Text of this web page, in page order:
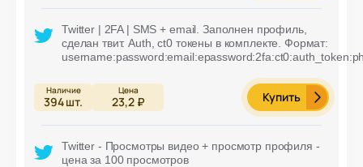
Twitter | 2FA | SMS + email. Заполнен профиль,
сделан твит. Auth, ct0 токены в комплекте. Формат:
394шт. 23,2 ₽ Купить
Twitter - Просмотры видео + просмотр профиля -
цена за 100 просмотров